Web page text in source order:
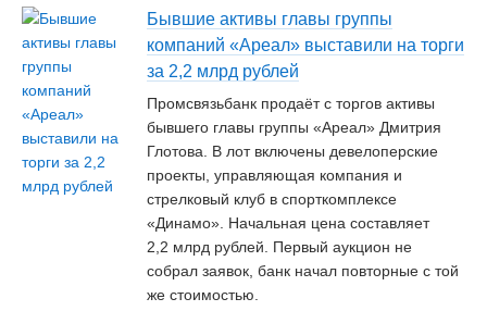
Бывшие активы главы группы
компаний «Ареал» выставили на торги
за 2,2 млрд рублей
Промсвязьбанк продаёт с торгов активы
бывшего главы группы «Ареал» Дмитрия
Глотова. В лот включены девелоперские
проекты, управляющая компания и
стрелковый клуб в спорткомплексе
«Динамо». Начальная цена составляет
2,2 млрд рублей. Первый аукцион не
собрал заявок, банк начал повторные с той
же стоимостью.